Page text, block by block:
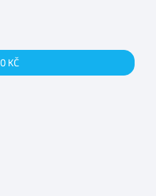
0 KČ